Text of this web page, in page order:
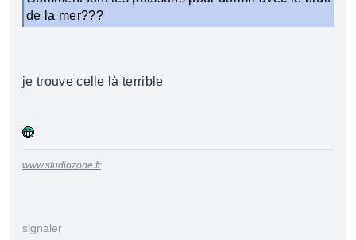
de la mer???
je trouve celle là terrible
www.studiozone.fr
signaler